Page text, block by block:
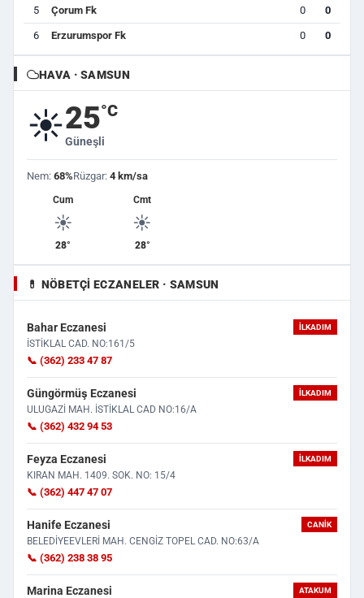
5 Çorum Fk 0 0
6 Erzurumspor Fk 0 0
HAVA · SAMSUN
☀️25°C
Güneşli
Nem: 68%Rüzgar: 4 km/sa
Cum
☀️
28°
Cmt
☀️
28°
💊 NÖBETÇI ECZANELER · SAMSUN
Bahar Eczanesi İLKADIM
İSTİKLAL CAD. NO:161/5
📞 (362) 233 47 87
Güngörmüş Eczanesi İLKADIM
ULUGAZİ MAH. İSTİKLAL CAD NO:16/A
📞 (362) 432 94 53
Feyza Eczanesi İLKADIM
KIRAN MAH. 1409. SOK. NO: 15/4
📞 (362) 447 47 07
Hanife Eczanesi CANIK
BELEDİYEEVLERİ MAH. CENGİZ TOPEL CAD. NO:63/A
📞 (362) 238 38 95
Marina Eczanesi ATAKUM